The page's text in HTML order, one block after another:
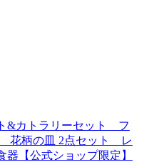
&カトラリーセット フ
花柄の皿 2点セット レ
【公式ショップ限定】